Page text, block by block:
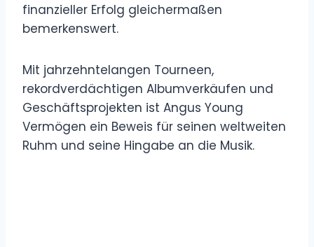
finanzieller Erfolg gleichermaßen
bemerkenswert.
Mit jahrzehntelangen Tourneen,
rekordverdächtigen Albumverkäufen und
Geschäftsprojekten ist Angus Young
Vermögen ein Beweis für seinen weltweiten
Ruhm und seine Hingabe an die Musik.